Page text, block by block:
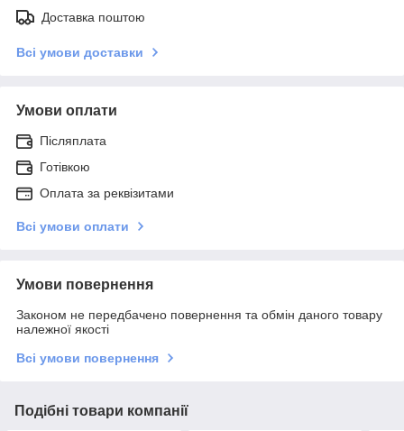
Доставка поштою
Всі умови доставки
Умови оплати
Післяплата
Готівкою
Оплата за реквізитами
Всі умови оплати
Умови повернення
Законом не передбачено повернення та обмін даного товару
належної якості
Всі умови повернення
Подібні товари компанії